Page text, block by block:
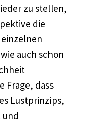
zu stellen,
die
auch schon
Frage, dass
Lustprinzips,